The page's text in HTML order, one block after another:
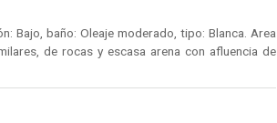
Bajo, baño: Oleaje moderado, tipo: Blanca. Area
de rocas y escasa arena con afluencia de